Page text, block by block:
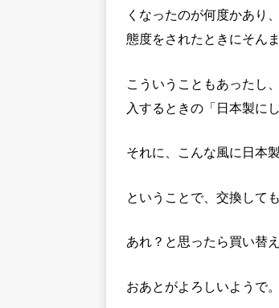
くなったのが何度かあり
態度をされたときにそん
こういうこともあったし
入するときの「日本製に
それに、こんな風に日本
ということで、交換して
あれ？と思ったら買い替
おあとがよろしいようで。